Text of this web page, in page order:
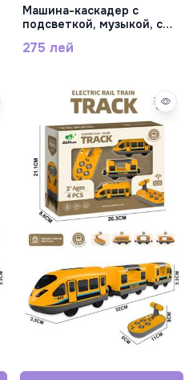
Машина-каскадер с
подсветкой, музыкой, с
часами д/у на
275 лей